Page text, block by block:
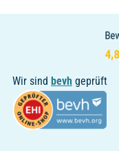
Wir sind bevh geprüft